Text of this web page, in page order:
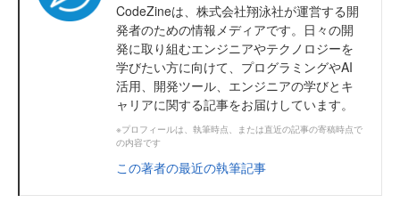
CodeZineは、株式会社翔泳社が運営する開
発者のための情報メディアです。日々の開
発に取り組むエンジニアやテクノロジーを
学びたい方に向けて、プログラミングやAI
活用、開発ツール、エンジニアの学びとキ
ャリアに関する記事をお届けしています。
※プロフィールは、執筆時点、または直近の記事の寄稿時点で
の内容です
この著者の最近の執筆記事